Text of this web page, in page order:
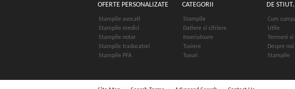
OFERTE PERSONALIZATE
Stampile avocati
Stampile medici
Stampile notar
Stampile traducatori
Stampile PFA
CATEGORII
Stampile
Datiere si cifriere
Inseriatoare
Tusiere
Tusuri
DE
Cum
Utile
Termeni si
Despre noi
Stampile